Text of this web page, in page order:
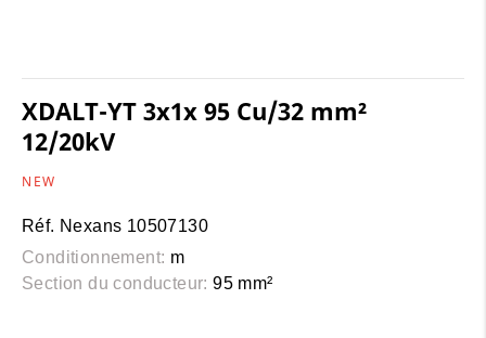
XDALT-YT 3x1x 95 Cu/32 mm²
12/20kV
NEW
Réf. Nexans 10507130
Conditionnement: m
Section du conducteur: 95 mm²